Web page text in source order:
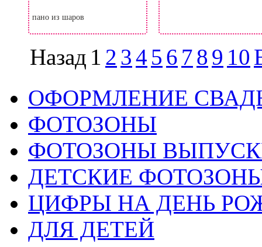
пано из шаров
Назад 1 2 34 5 6 78 9 10
ОФОРМЛЕНИЕ
ФОТОЗОНЫ
ФОТОЗОНЫ
ДЕТСКИЕ
ЦИФРЫ НА ДЕНЬ
ДЛЯ ДЕТЕЙ